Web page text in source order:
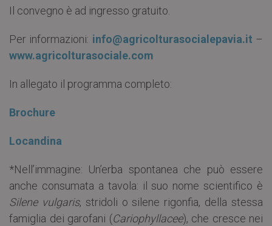
Il convegno è ad ingresso gratuito.
Per informazioni: info@agricolturasocialepavia.it –
www.agricolturasociale.com
In allegato il programma completo:
Brochure
Locandina
*Nell’immagine: Un’erba spontanea che può essere
anche consumata a tavola: il suo nome scientifico è
Silene vulgaris, stridoli o silene rigonfia, della stessa
famiglia dei garofani (Cariophyllacee), che cresce nei